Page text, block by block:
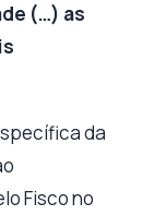
(…) as
da
Fisco no